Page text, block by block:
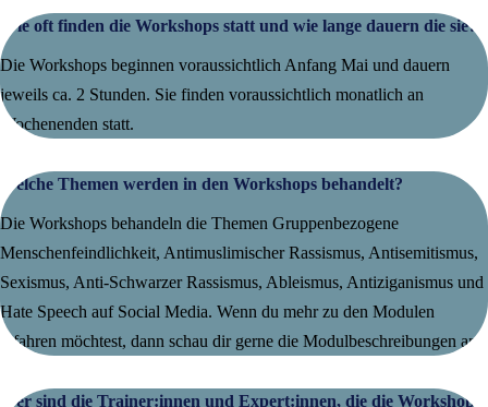
Wie oft finden die Workshops statt und wie lange dauern die sie?
Die Workshops beginnen voraussichtlich Anfang Mai und dauern
jeweils ca. 2 Stunden. Sie finden voraussichtlich monatlich an
Wochenenden statt.
Welche Themen werden in den Workshops behandelt?
Die Workshops behandeln die Themen Gruppenbezogene
Menschenfeindlichkeit, Antimuslimischer Rassismus, Antisemitismus,
Sexismus, Anti-Schwarzer Rassismus, Ableismus, Antiziganismus und
Hate Speech auf Social Media. Wenn du mehr zu den Modulen
erfahren möchtest, dann schau dir gerne die Modulbeschreibungen an.
Wer sind die Trainer:innen und Expert:innen, die die Workshops